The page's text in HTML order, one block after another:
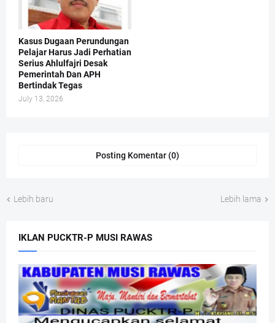
Kasus Dugaan Perundungan
Pelajar Harus Jadi Perhatian
Serius Ahlulfajri Desak
Pemerintah Dan APH
Bertindak Tegas
July 13, 2026
Posting Komentar (0)
Lebih baru Lebih lama
IKLAN PUCKTR-P MUSI RAWAS